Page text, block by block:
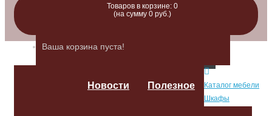
Регистрация
Товаров в корзине: 0
(на сумму 0 руб.)
Ваша корзина пуста!
Новости Полезное
Каталог мебели
Шкафы